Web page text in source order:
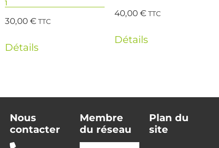
1
30,00€ TTC
Détails
40,00€ TTC
Détails
Nous
contacter
Membre
du réseau
Plan du
site